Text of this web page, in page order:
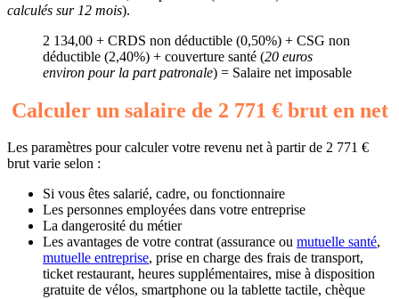
calculés sur 12 mois).
2 134,00 + CRDS non déductible (0,50%) + CSG non
déductible (2,40%) + couverture santé (20 euros
environ pour la part patronale) = Salaire net imposable
Calculer un salaire de 2 771 € brut en net
Les paramètres pour calculer votre revenu net à partir de 2 771 €
brut varie selon :
Si vous êtes salarié, cadre, ou fonctionnaire
Les personnes employées dans votre entreprise
La dangerosité du métier
Les avantages de votre contrat (assurance ou mutuelle santé,
mutuelle entreprise, prise en charge des frais de transport,
ticket restaurant, heures supplémentaires, mise à disposition
gratuite de vélos, smartphone ou la tablette tactile, chèque